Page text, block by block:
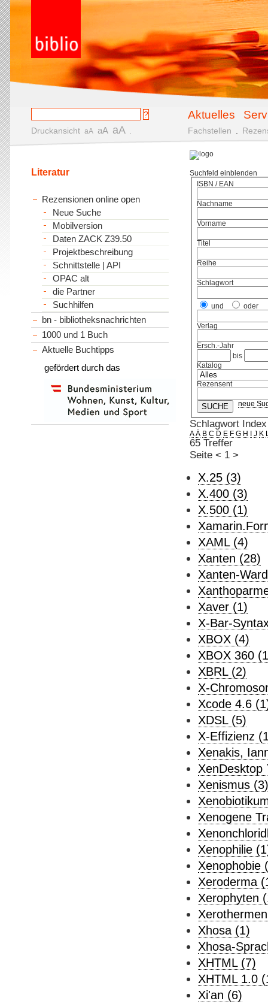
Aktuelles
Druckansicht aA aA aA Fachstellen
Suchfeld einblenden
ISBN / EAN
Nachname
Vorname
Titel
Reihe
Schlagwort
und oder
Verlag
Ersch.-Jahr
bis
Katalog
Rezensent
neue
Schlagwort Index
A Ä B C D E F G H J K
65 Treffer
Seite < 1 >
X.25 (3)
X.400 (3)
X.500 (1)
XAML (4)
Xanten (28)
Xanten-
Xaver (1)
X-Bar-
XBOX (4)
XBOX 360
XBRL (2)
X-
Xcode 4.6
XDSL (5)
X-Effizienz
Xenakis,
XenDesktop
Xenismus (3)
Xenogene
Xenophilie
Xenophobie
Xeroderma
Xerophyten
Xhosa (1)
Xhosa-
XHTML (7)
XHTML 1.0
Xi'an (6)
Literatur
Rezensionen online open
Neue Suche
Mobilversion
Daten ZACK Z39.50
Projektbeschreibung
Schnittstelle | API
OPAC alt
die Partner
Suchhilfen
bn - bibliotheksnachrichten
1000 und 1 Buch
Aktuelle Buchtipps
gefördert durch das